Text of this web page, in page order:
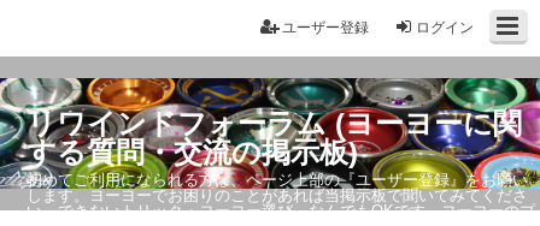
ログイン
ユーザー登録
リワインドフォーラム (ヨーヨーに関
する質問・交流の掲示板)
初めてご利用になられる方は、ページ上部の『ユーザー登録』をお願い
します。ヨーヨーでお困りのことがあれば当掲示板で聞いてみてくださ
い。できないトリック・ヨーヨー選び、なんでもOKです。ヨーヨーのプ